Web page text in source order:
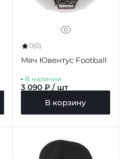
0(0)
Мяч Ювентус Football
В наличии
3 090 ₽ / шт
В корзину